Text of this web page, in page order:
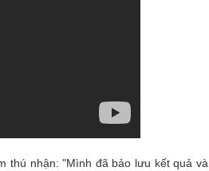
thú nhận: "Mình đã bảo lưu kết quả và